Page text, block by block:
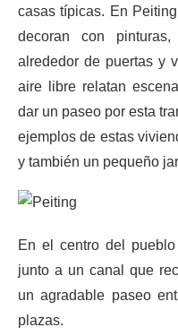
casas típicas. En
decoran con
alrededor de puertas y
aire libre relatan
dar un paseo por esta
ejemplos de estas
y también un pequeño
En el centro del
junto a un canal que
un agradable paseo
plazas.